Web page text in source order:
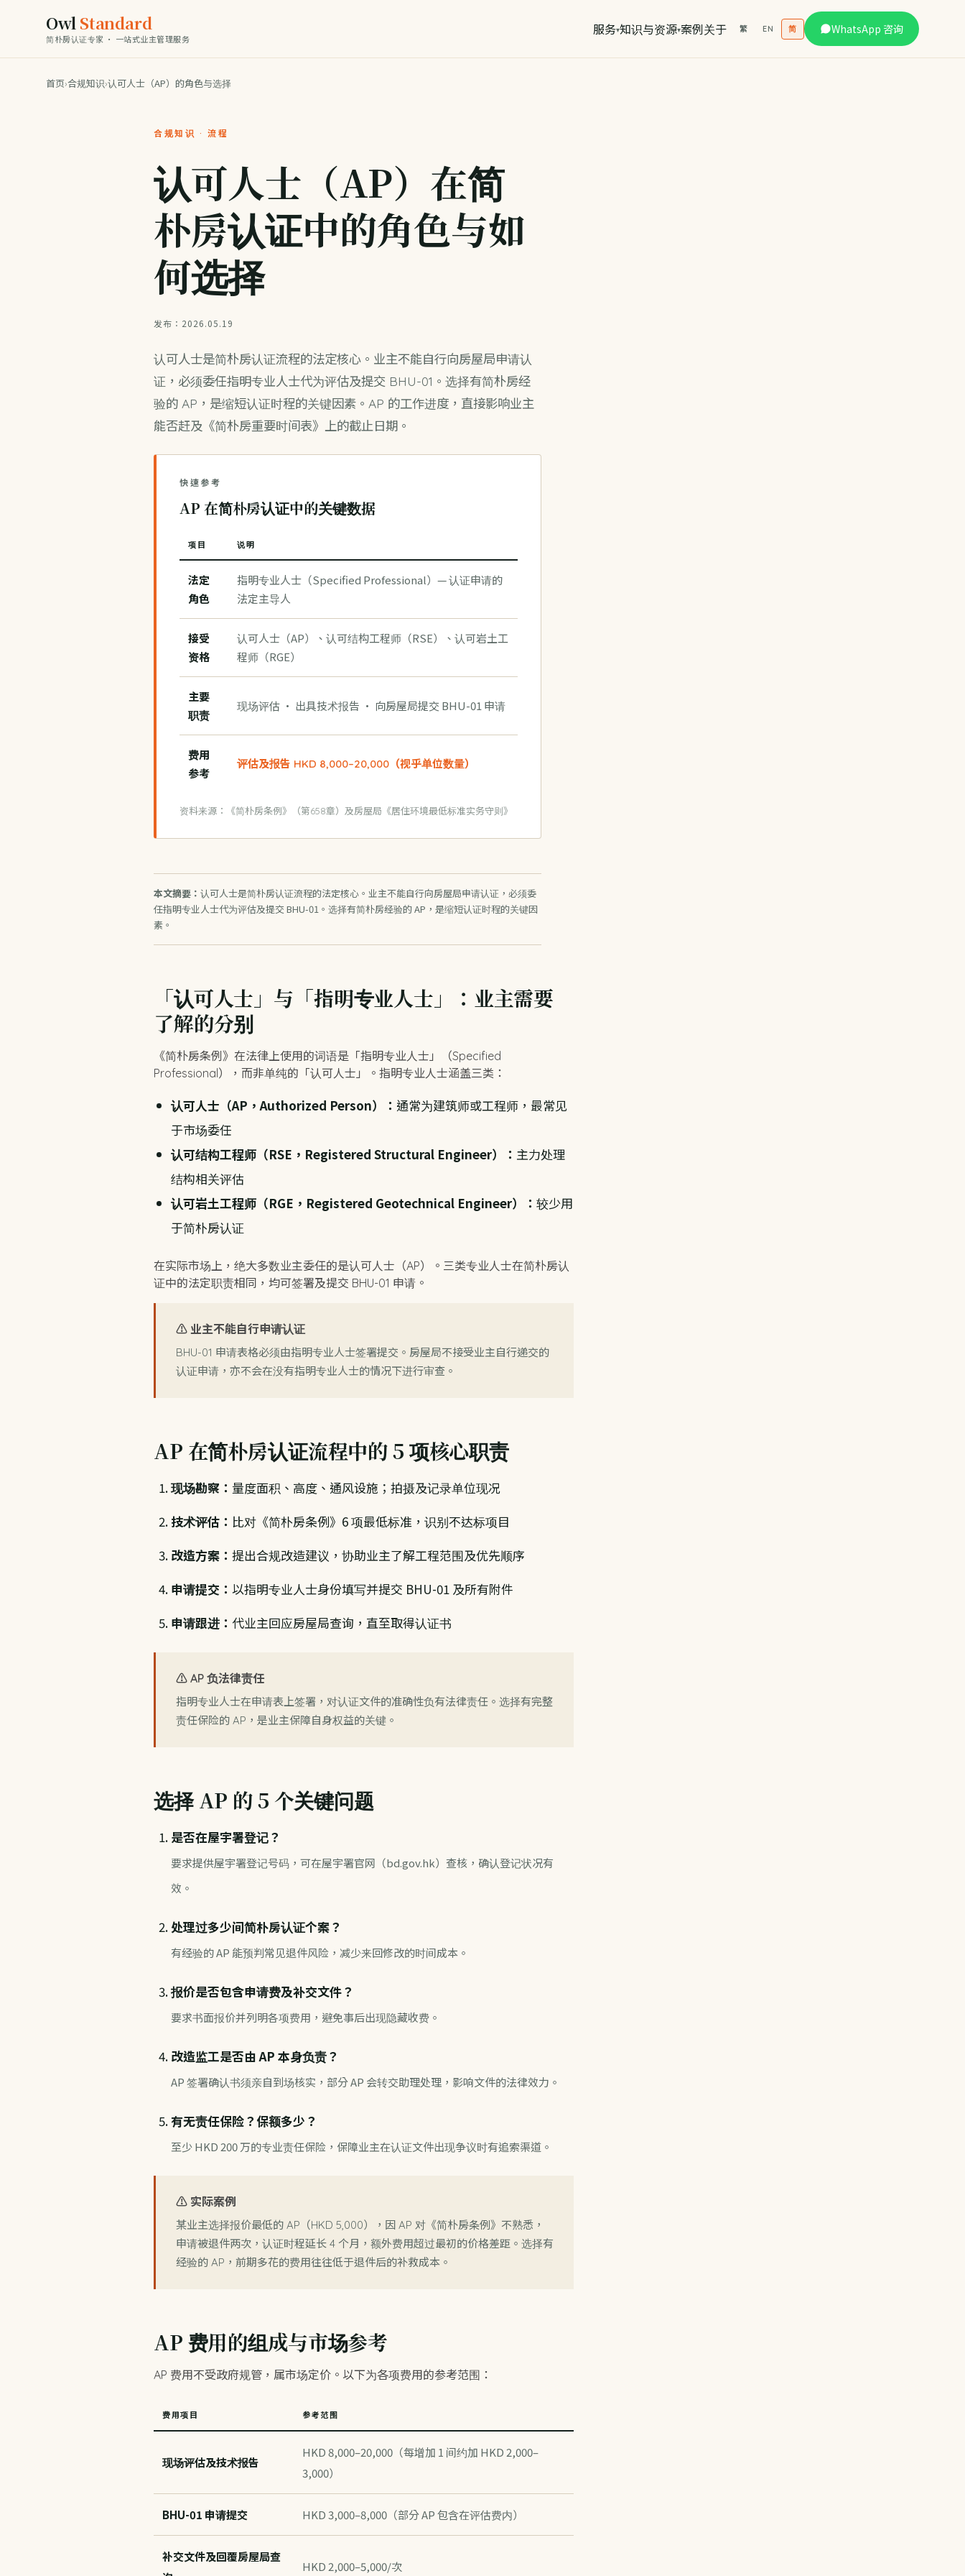
Owl Standard
简朴房认证专家 · 一站式业主管理服务
服务 知识与资源 案例关于 繁 EN 简 WhatsApp 咨询
首页›合规知识›认可人士（AP）的角色与选择
合规知识 · 流程
认可人士（AP）在简
朴房认证中的角色与如
何选择
发布：2026.05.19
认可人士是简朴房认证流程的法定核心。业主不能自行向房屋局申请认
证，必须委任指明专业人士代为评估及提交 BHU-01。选择有简朴房经
验的 AP，是缩短认证时程的关键因素。AP 的工作进度，直接影响业主
能否赶及《简朴房重要时间表》上的截止日期。
快速参考
AP 在简朴房认证中的关键数据
项目 说明
法定
角色
指明专业人士（Specified Professional）— 认证申请的
法定主导人
接受
资格
认可人士（AP）、认可结构工程师（RSE）、认可岩土工
程师（RGE）
主要
职责
现场评估 · 出具技术报告 · 向房屋局提交 BHU-01 申请
费用
参考
评估及报告 HKD 8,000–20,000（视乎单位数量）
资料来源：《简朴房条例》（第658章）及房屋局《居住环境最低标准实务守则》
本文摘要： 认可人士是简朴房认证流程的法定核心。业主不能自行向房屋局申请认证，必须委
任指明专业人士代为评估及提交 BHU-01。选择有简朴房经验的 AP，是缩短认证时程的关键因
素。
「认可人士」与「指明专业人士」：业主需要
了解的分别
《简朴房条例》在法律上使用的词语是「指明专业人士」（Specified
Professional），而非单纯的「认可人士」。指明专业人士涵盖三类：
认可人士（AP，Authorized Person）： 通常为建筑师或工程师，最常见
于市场委任
认可结构工程师（RSE，Registered Structural Engineer）： 主力处理
结构相关评估
认可岩土工程师（RGE，Registered Geotechnical Engineer）： 较少用
于简朴房认证
在实际市场上，绝大多数业主委任的是认可人士（AP）。三类专业人士在简朴房认
证中的法定职责相同，均可签署及提交 BHU-01 申请。
⚠️ 业主不能自行申请认证
BHU-01 申请表格必须由指明专业人士签署提交。房屋局不接受业主自行递交的
认证申请，亦不会在没有指明专业人士的情况下进行审查。
AP 在简朴房认证流程中的 5 项核心职责
现场勘察： 量度面积、高度、通风设施；拍摄及记录单位现况
技术评估： 比对《简朴房条例》6 项最低标准，识别不达标项目
改造方案： 提出合规改造建议，协助业主了解工程范围及优先顺序
申请提交： 以指明专业人士身份填写并提交 BHU-01 及所有附件
申请跟进： 代业主回应房屋局查询，直至取得认证书
⚠️ AP 负法律责任
指明专业人士在申请表上签署，对认证文件的准确性负有法律责任。选择有完整
责任保险的 AP，是业主保障自身权益的关键。
选择 AP 的 5 个关键问题
是否在屋宇署登记？
要求提供屋宇署登记号码，可在屋宇署官网（bd.gov.hk）查核，确认登记状况有
效。
处理过多少间简朴房认证个案？
有经验的 AP 能预判常见退件风险，减少来回修改的时间成本。
报价是否包含申请费及补交文件？
要求书面报价并列明各项费用，避免事后出现隐藏收费。
改造监工是否由 AP 本身负责？
AP 签署确认书须亲自到场核实，部分 AP 会转交助理处理，影响文件的法律效力。
有无责任保险？保额多少？
至少 HKD 200 万的专业责任保险，保障业主在认证文件出现争议时有追索渠道。
⚠️ 实际案例
某业主选择报价最低的 AP（HKD 5,000），因 AP 对《简朴房条例》不熟悉，
申请被退件两次，认证时程延长 4 个月，额外费用超过最初的价格差距。选择有
经验的 AP，前期多花的费用往往低于退件后的补救成本。
AP 费用的组成与市场参考
AP 费用不受政府规管，属市场定价。以下为各项费用的参考范围：
费用项目 参考范围
现场评估及技术报告
HKD 8,000–20,000（每增加 1 间约加 HKD 2,000–
3,000）
BHU-01 申请提交 HKD 3,000–8,000（部分 AP 包含在评估费内）
补交文件及回覆房屋局查
HKD 2,000–5,000/次